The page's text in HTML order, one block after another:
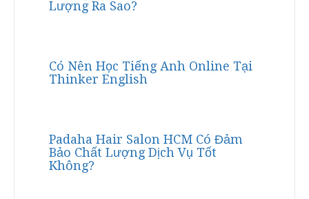
Lượng Ra Sao?
Có Nên Học Tiếng Anh Online Tại
Thinker English
Padaha Hair Salon HCM Có Đảm
Bảo Chất Lượng Dịch Vụ Tốt
Không?